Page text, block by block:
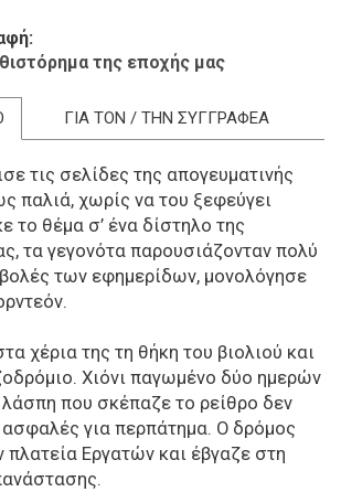
της εποχής μας
ΓΙΑ ΤΟΝ / ΤΗΝ ΣΥΓΓΡΑΦΕΑ
τις σελίδες της απογευματινής
παλιά, χωρίς να του ξεφεύγει
το θέμα σ’ ένα δίστηλο της
τα γεγονότα παρουσιάζονταν πολύ
των εφημερίδων, μονολόγησε
χέρια της τη θήκη του βιολιού και
Χιόνι παγωμένο δύο ημερών
λάσπη που σκέπαζε το ρείθρο δεν
ασφαλές για περπάτημα. Ο δρόμος
πλατεία Εργατών και έβγαζε στη